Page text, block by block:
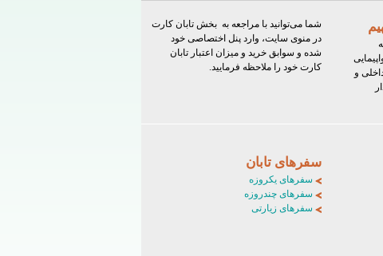
و
شما می‌توانید با مراجعه به بخش تابان کارت
در منوی سایت، وارد پنل اختصاصی خود
شده و سوابق خرید و میزان اعتبار تابان
کارت خود را ملاحظه فرمایید.
سفرهای تابان
سفرهای یکروزه
سفرهای چندروزه
سفرهای زیارتی